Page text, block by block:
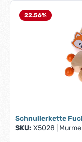
personalisierte
Höhe: 4,6cmDein
22.56%
Schnullerkette
SKU: X5028